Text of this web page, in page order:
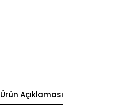
Ürün Açıklaması